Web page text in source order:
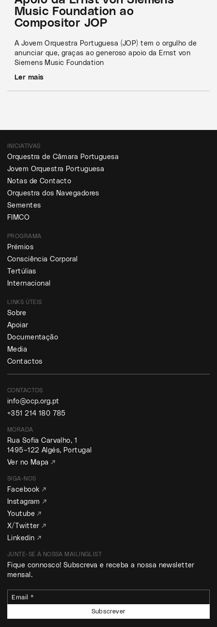
Music Foundation ao
Compositor JOP
A Jovem Orquestra Portuguesa (JOP) tem o orgulho de
anunciar que, graças ao generoso apoio da Ernst von
Siemens Music Foundation
Ler mais
INICIATIVAS
Orquestra de Câmara Portuguesa
Jovem Orquestra Portuguesa
Notas de Contacto
Orquestra dos Navegadores
Sementes
FIMCO
PROGRAMA
Prémios
Consciência Corporal
Tertúlias
Internacional
LINKS ÚTEIS
Sobre
Apoiar
Documentação
Media
Contactos
CONTACTOS
info@ocp.org.pt
+351 214 180 785
MORADA
Rua Sofia Carvalho, 1
1495–122 Algés, Portugal
Ver no Mapa ↗
SIGA-NOS
Facebook ↗
Instagram ↗
Youtube ↗
X/Twitter ↗
Linkedin ↗
JUNTE-SE À NOSSA MAILINGLIST
Fique connosco! Subscreva e receba a nossa newsletter
mensal.